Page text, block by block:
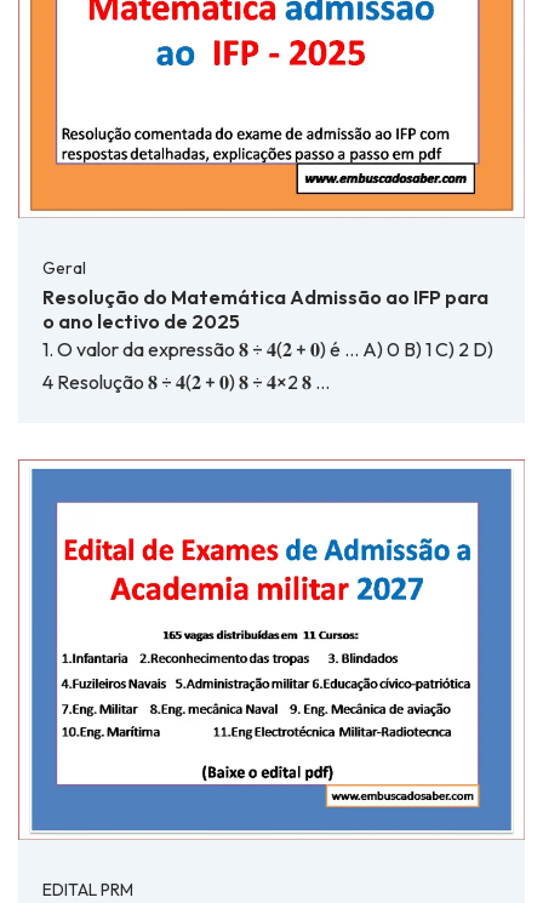
Geral
Resolução do Matemática Admissão ao IFP para
o ano lectivo de 2025
1. O valor da expressão 𝟖 ÷ 𝟒(𝟐 + 𝟎) é … A) 0 B) 1 C) 2 D)
4 Resolução 𝟖 ÷ 𝟒(𝟐 + 𝟎) 𝟖 ÷ 𝟒×2 𝟖 …
EDITAL PRM